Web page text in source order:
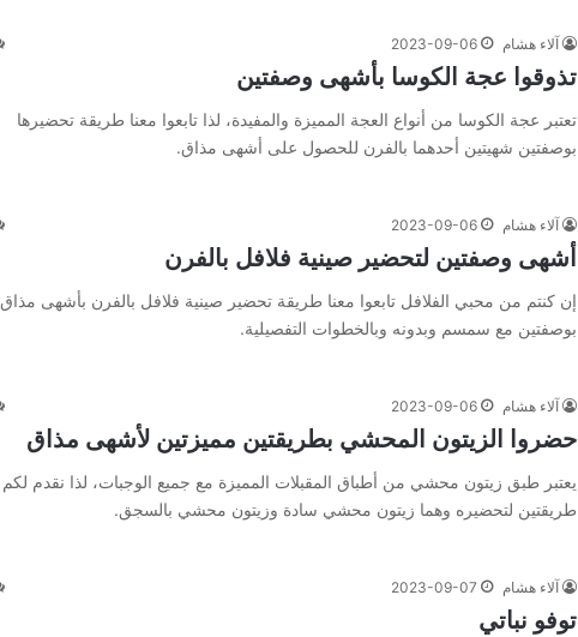
آلاء هشام 2023-09-06
تذوقوا عجة الكوسا بأشهى وصفتين
تعتبر عجة الكوسا من أنواع العجة المميزة والمفيدة، لذا تابعوا معنا طريقة تحضيرها
بوصفتين شهيتين أحدهما بالفرن للحصول على أشهى مذاق.
آلاء هشام 2023-09-06
أشهى وصفتين لتحضير صينية فلافل بالفرن
إن كنتم من محبي الفلافل تابعوا معنا طريقة تحضير صينية فلافل بالفرن بأشهى مذاق
بوصفتين مع سمسم وبدونه وبالخطوات التفصيلية.
آلاء هشام 2023-09-06
حضروا الزيتون المحشي بطريقتين مميزتين لأشهى مذاق
يعتبر طبق زيتون محشي من أطباق المقبلات المميزة مع جميع الوجبات، لذا نقدم لكم
طريقتين لتحضيره وهما زيتون محشي سادة وزيتون محشي بالسجق.
آلاء هشام 2023-09-07
توفو نباتي